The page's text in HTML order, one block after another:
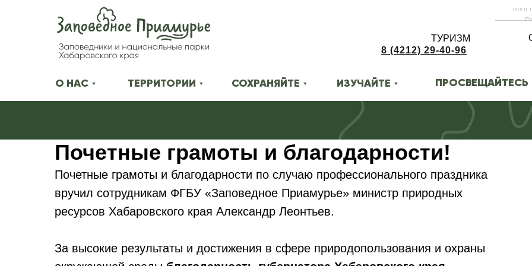
8 (4212) 29-40-96
ТУРИЗМ
О НАС ТЕРРИТОРИИ СОХРАНЯЙТЕ ИЗУЧАЙТЕ ПРОСВЕЩАЙТЕСЬ
Почетные грамоты и благодарности!
Почетные грамоты и благодарности по случаю профессионального праздника
вручил сотрудникам ФГБУ «Заповедное Приамурье» министр природных
ресурсов Хабаровского края Александр Леонтьев.
За высокие результаты и достижения в сфере природопользования и охраны